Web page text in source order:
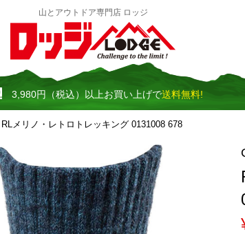
山とアウトドア専門店 ロッジ
3,980円（税込）以上お買い上げで送料無料!
RLメリノ・レトロトレッキング 0131008 678